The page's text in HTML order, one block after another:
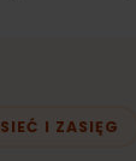
SIEĆ I ZASIĘG